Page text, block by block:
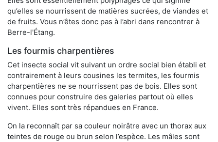
qu’elles se nourrissent de matières sucrées, de viandes et
de fruits. Vous n’êtes donc pas à l’abri dans rencontrer à
Berre-l'Étang.
Les fourmis charpentières
Cet insecte social vit suivant un ordre social bien établi et
contrairement à leurs cousines les termites, les fourmis
charpentières ne se nourrissent pas de bois. Elles sont
connues pour construire des galeries partout où elles
vivent. Elles sont très répandues en France.
On la reconnaît par sa couleur noirâtre avec un thorax aux
teintes de rouge ou brun selon l’espèce. Les mâles sont